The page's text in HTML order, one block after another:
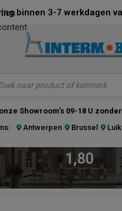
binnen 3-7 werkdagen
Showroom's 09-18 U
Antwerpen Brussel Luik
1,80
DIAMETER BUIS (MM)/1,80